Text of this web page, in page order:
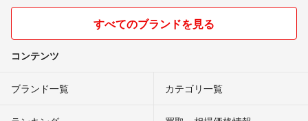
すべてのブランドを見る
コンテンツ
ブランド一覧 カテゴリ一覧